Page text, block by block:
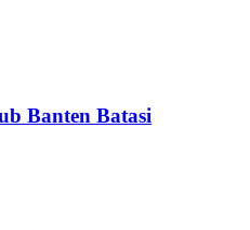
Banten Batasi